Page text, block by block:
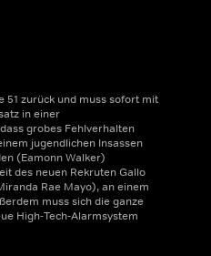
zurück und muss sofort mit
in einer
grobes Fehlverhalten
jugendlichen Insassen
(Eamonn Walker)
des neuen Rekruten Gallo
Rae Mayo), an einem
muss sich die ganze
High-Tech-Alarmsystem